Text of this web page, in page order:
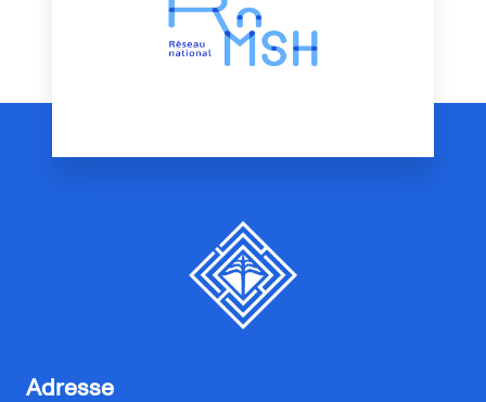
Adresse